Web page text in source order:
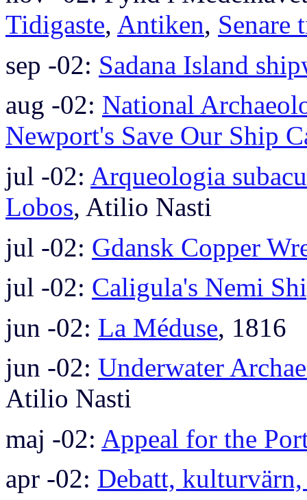
Tidigaste, Antiken, Senare
sep -02: Sadana Island
aug -02: National
Newport's Save Our Ship
jul -02: Arqueologia
Lobos, Atilio Nasti
jul -02: Gdansk Copper
jul -02: Caligula's Nemi
jun -02: La Méduse, 1816
jun -02: Underwater
Atilio Nasti
maj -02: Appeal for the
apr -02: Debatt,